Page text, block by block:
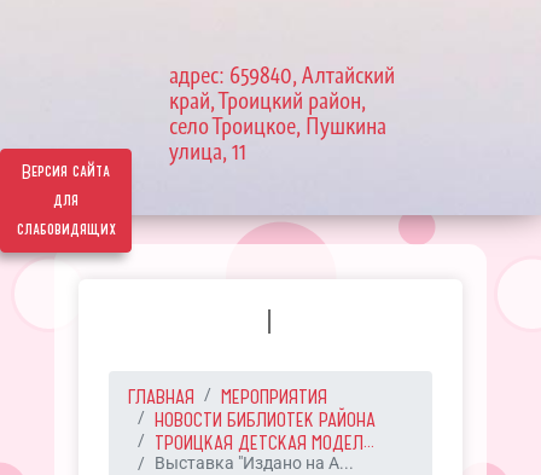
Версия сайта
для
слабовидящих
адрес: 659840, Алтайский
край, Троицкий район,
село Троицкое, Пушкина
улица, 11
I
ГЛАВНАЯ
МЕРОПРИЯТИЯ
НОВОСТИ БИБЛИОТЕК РАЙОНА
ТРОИЦКАЯ ДЕТСКАЯ МОДЕЛ...
Выставка "Издано на А...